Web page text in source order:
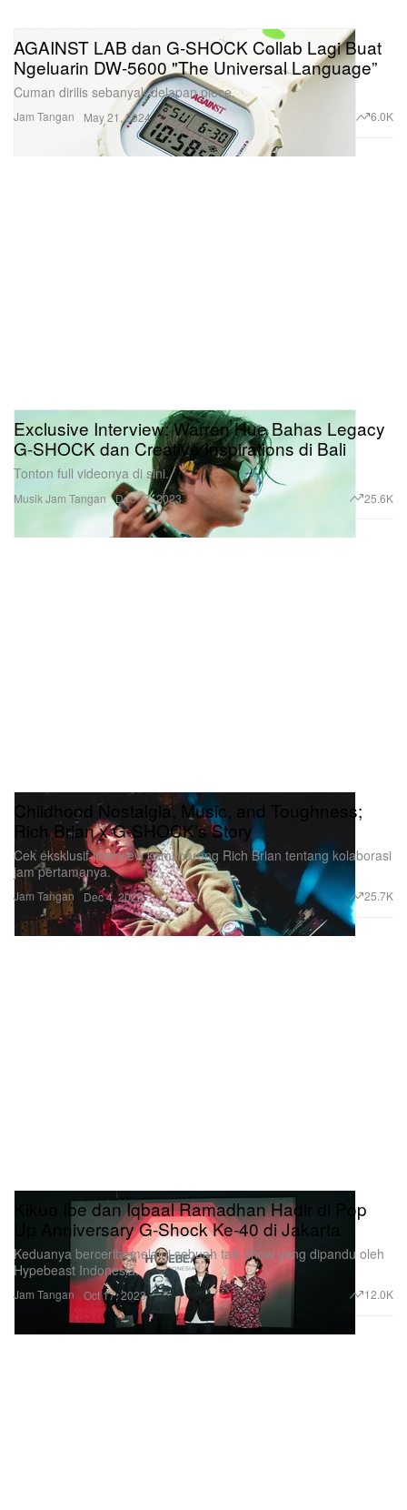
Jam Tangan
AGAINST LAB dan G-SHOCK Collab Lagi Buat
Ngeluarin DW-5600 "The Universal Language”
Cuman dirilis sebanyak delapan piece.
May 21, 2024 6.0K
Musik Jam Tangan
Exclusive Interview: Warren Hue Bahas Legacy
G-SHOCK dan Creative Inspirations di Bali
Tonton full videonya di sini.
Dec 17, 2023 25.6K
Jam Tangan
Childhood Nostalgia, Music, and Toughness;
Rich Brian x G-SHOCK’s Story
Cek eksklusif interview kami bareng Rich Brian tentang kolaborasi
jam pertamanya.
Dec 4, 2023 25.7K
Jam Tangan
Kikuo Ibe dan Iqbaal Ramadhan Hadir di Pop
Up Anniversary G-Shock Ke-40 di Jakarta
Keduanya bercerita melalui sebuah talk show yang dipandu oleh
Hypebeast Indonesia.
Oct 17, 2023 12.0K